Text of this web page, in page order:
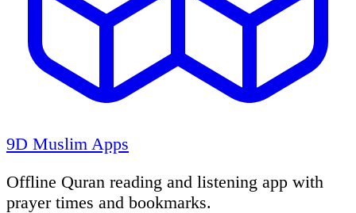
9D Muslim Apps
Offline Quran reading and listening app with
prayer times and bookmarks.